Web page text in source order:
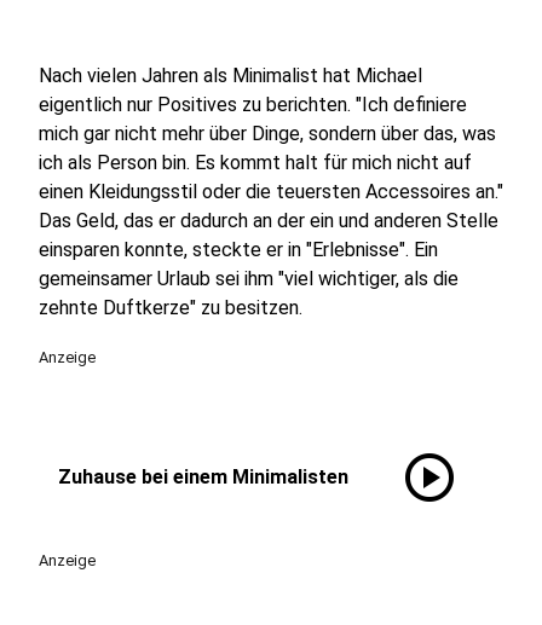
Nach vielen Jahren als Minimalist hat Michael
eigentlich nur Positives zu berichten. "Ich definiere
mich gar nicht mehr über Dinge, sondern über das, was
ich als Person bin. Es kommt halt für mich nicht auf
einen Kleidungsstil oder die teuersten Accessoires an."
Das Geld, das er dadurch an der ein und anderen Stelle
einsparen konnte, steckte er in "Erlebnisse". Ein
gemeinsamer Urlaub sei ihm "viel wichtiger, als die
zehnte Duftkerze" zu besitzen.
Anzeige
Zuhause bei einem Minimalisten play_circle
Anzeige